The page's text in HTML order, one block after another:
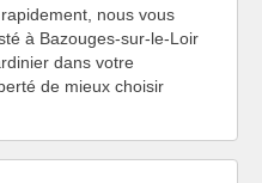
nous vous
à Bazouges-sur-le-Loir
dans votre
de mieux choisir